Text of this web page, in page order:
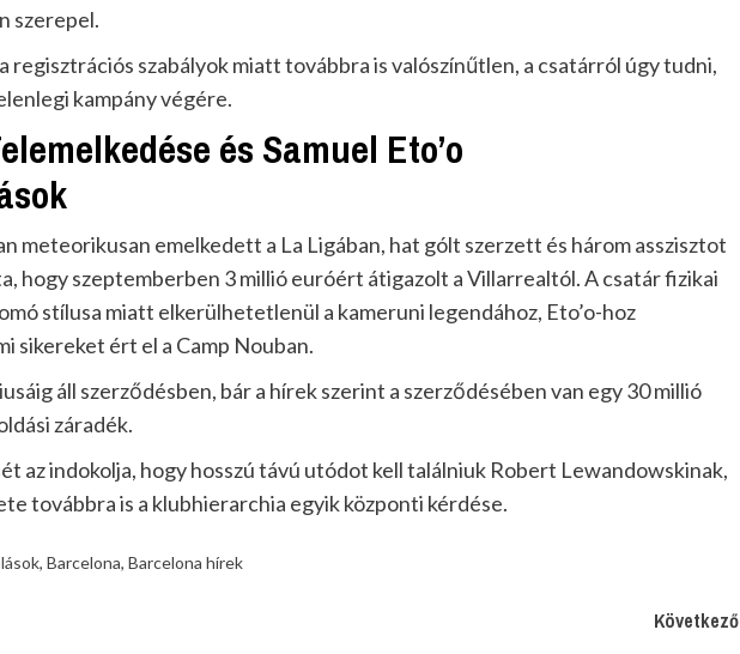
szerepel.
regisztrációs szabályok miatt továbbra is valószínűtlen, a csatárról úgy tudni,
kampány végére.
és Samuel Eto’o
meteorikusan emelkedett a La Ligában, hat gólt szerzett és három asszisztot
hogy szeptemberben 3 millió euróért átigazolt a Villarrealtól. A csatár fizikai
stílusa miatt elkerülhetetlenül a kameruni legendához, Eto’o-hoz
sikereket ért el a Camp Nouban.
áll szerződésben, bár a hírek szerint a szerződésében van egy 30 millió
záradék.
az indokolja, hogy hosszú távú utódot kell találniuk Robert Lewandowskinak,
továbbra is a klubhierarchia egyik központi kérdése.
, Barcelona, Barcelona hírek
Következő